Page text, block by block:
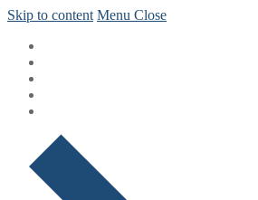
Skip to content Menu Close